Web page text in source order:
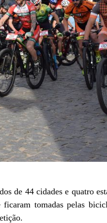
de 44 cidades e quatro
tomadas pelas